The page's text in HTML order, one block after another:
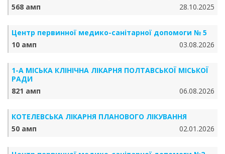
568 амп
28.10.2025
Центр первинної медико-санітарної допомоги № 5
10 амп
03.08.2026
1-А МІСЬКА КЛІНІЧНА ЛІКАРНЯ ПОЛТАВСЬКОЇ МІСЬКОЇ
РАДИ
821 амп
06.08.2026
КОТЕЛЕВСЬКА ЛІКАРНЯ ПЛАНОВОГО ЛІКУВАННЯ
50 амп
02.01.2026